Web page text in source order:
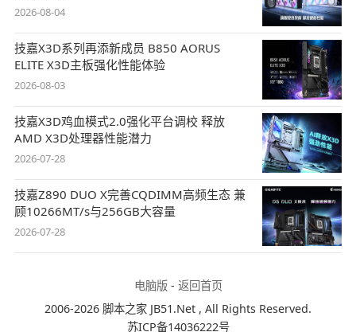
2026-08-04
技嘉X3D系列再添新成员 B850 AORUS
ELITE X3D主板强化性能体验
2026-08-03
技嘉X3D鸡血模式2.0强化平台调校 释放
AMD X3D处理器性能潜力
2026-07-28
技嘉Z890 DUO X完善CQDIMM高频生态 兼
顾10266MT/s与256GB大容量
2026-07-28
电脑版- 返回首页
2006-2026 脚本之家 JB51.Net , All Rights Reserved.
苏ICP备14036222号